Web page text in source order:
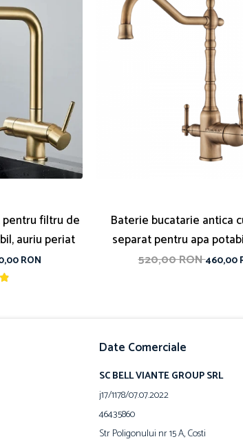
pentru filtru de
auriu periat
RON
Baterie bucatarie antica
separat pentru apa
antique
520,00 RON460,00
Date Comerciale
SC BELL VIANTE GROUP SRL
j17/1178/07.07.2022
46435860
Str Poligonului nr 15 A, Costi